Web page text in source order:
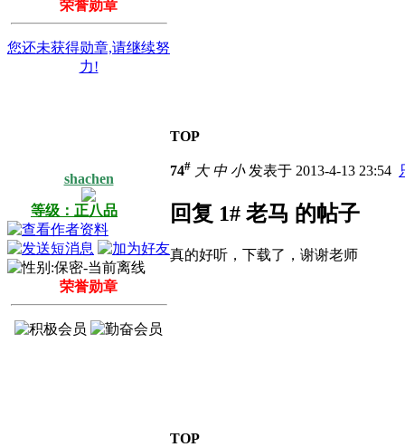
荣誉勋章
您还未获得勋章,请继续努
力!
TOP
shachen
等级：正八品
荣誉勋章
74# 大 中 小发表于 2013-4-13 23:54
回复 1# 老马 的帖子
真的好听，下载了，谢谢老师
TOP